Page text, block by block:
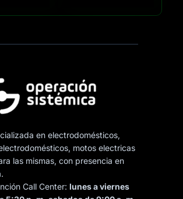
en electrodomésticos,
motos electricas
las mismas, con presencia en
Call Center:lunes a viernes